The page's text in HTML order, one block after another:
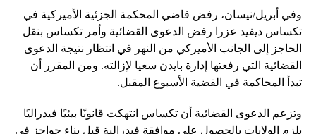
وفي أبريل/نيسان، رفض قاضي المحكمة الجزئية الأميركية في
تكساس ديفيد عزرا رفض الدعوى القضائية وأمر تكساس بنقل
الحاجز إلى الجانب الأميركي من النهر في انتظار نتيجة الدعوى
القضائية التي رفعتها إدارة بايدن سعيا لإزالته. ومن المقرر أن
تبدأ المحاكمة في القضية الأسبوع المقبل.
وتزعم الدعوى القضائية أن تكساس انتهكت قانونًا بيئيًا فيدراليًا
يلزم الولايات بالحصول على موافقة فيدرالية قبل بناء حواجز في